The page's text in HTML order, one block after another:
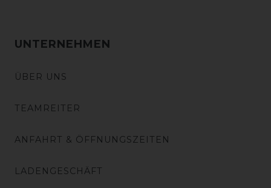
UNTERNEHMEN
ÜBER UNS
TEAMREITER
ANFAHRT & ÖFFNUNGSZEITEN
LADENGESCHÄFT